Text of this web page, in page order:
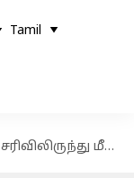
Tamil
சரிவிலிருந்து மீண்ட அதானி குழுமம் - 20 சதவீதம் உயர்வு!